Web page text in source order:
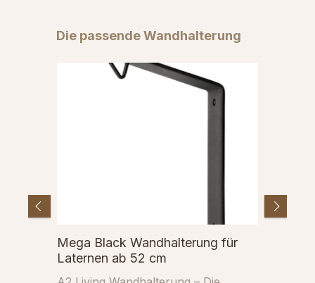
Skip product gallery
Die passende Wandhalterung
Mega Black Wandhalterung für
Laternen ab 52 cm